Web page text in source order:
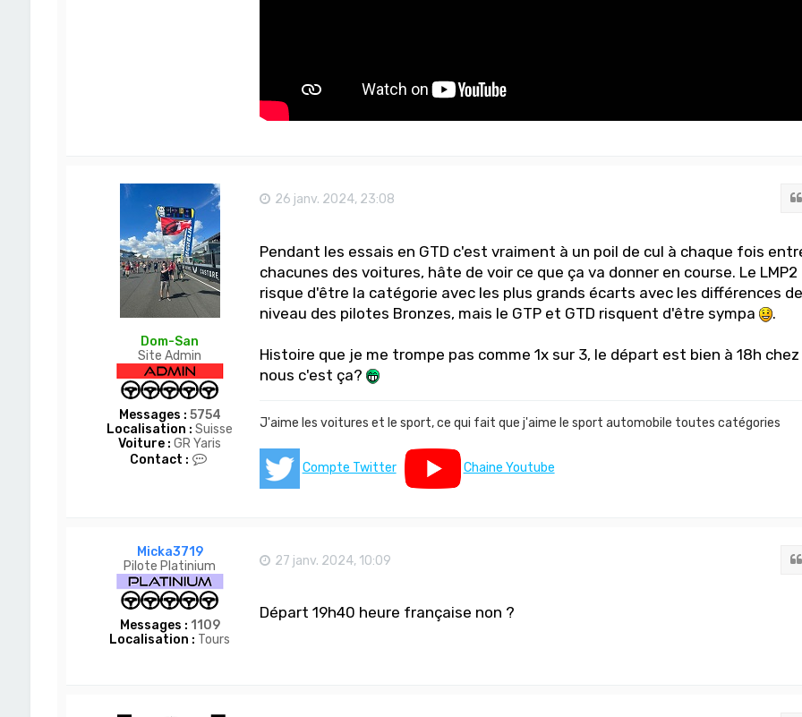
Dom-San
Site Admin
Messages : 5754
Localisation : Suisse
Voiture : GR Yaris
Contact :
r
D
o
m
-
S
26 janv. 2024, 23:08
Pendant les essais en GTD c'est vraiment à un poil de cul à chaque fois
chacunes des voitures, hâte de voir ce que ça va donner en course. Le LMP2
risque d'être la catégorie avec les plus grands écarts avec les différences de
niveau des pilotes Bronzes, mais le GTP et GTD risquent d'être sympa
.
Histoire que je me trompe pas comme 1x sur 3, le départ est bien à 18h chez
nous c'est ça?
J'aime les voitures et le sport, ce qui fait que j'aime le sport automobile toutes catégories
Compte Twitter
Chaine Youtube
Micka3719
Pilote Platinium
Messages : 1109
Localisation : Tours
27 janv. 2024, 10:09
Départ 19h40 heure française non ?